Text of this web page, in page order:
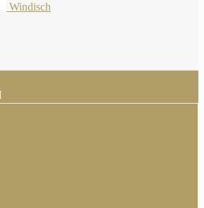
Windisch
КОМПЛЕКТ санфаянса